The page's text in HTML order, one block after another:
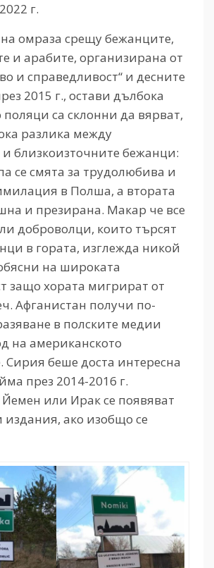
г.
омраза срещу бежанците,
и арабите, организирана от
и справедливост“ и десните
2015 г., остави дълбока
са склонни да вярват,
разлика между
и близкоизточните бежанци:
се смята за трудолюбива и
в Полша, а втората
и презирана. Макар че все
доброволци, които търсят
в гората, изглежда никой
на широката
защо хората мигрират от
Афганистан получи по-
в полските медии
на американското
Сирия беше доста интересна
през 2014-2016 г.
или Ирак се появяват
издания, ако изобщо се